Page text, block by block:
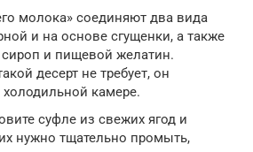
молока» соединяют два вида
и на основе сгущенки, а также
и пищевой желатин.
десерт не требует, он
холодильной камере.
суфле из свежих ягод и
нужно тщательно промыть,